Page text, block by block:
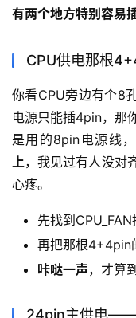
有两个地方特别容易
CPU供电那根
你看CPU旁边有个8
电源只能插4pin，那
是用的8pin电源线，
上，我见过有人没对
心疼。
先找到
再把那根4+4pin
咔哒一声，才算
24pin主供电——